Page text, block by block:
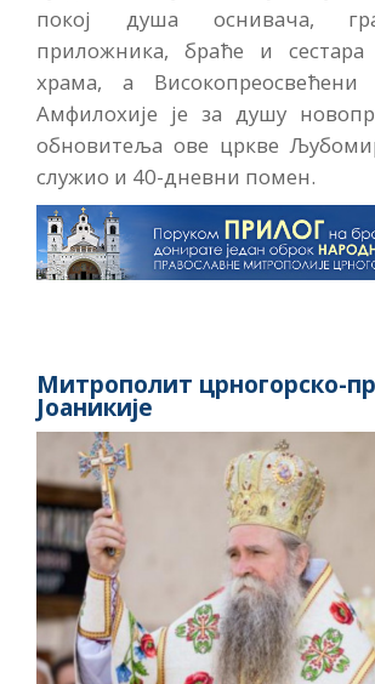
покој душа оснивача,
приложника, браће и сестара
храма, а Високопреосвећени
Амфилохије је за душу
обновитеља ове цркве
служио и 40-дневни помен.
Митрополит црногорско-
Јоаникије